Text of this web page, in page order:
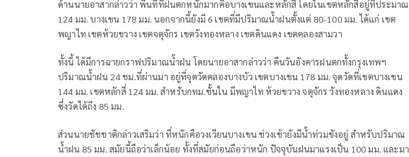
ด้านนายอาสากล่าวว่า พื้นที่ที่ฝนตกหนักมากคือบางเขนและหลักสี่ โดยในเขตหลักสี่อยู่ที่ประมาณ
124 มม. บางเขน 178 มม. นอกจากนี้ยังมี 6 เขตที่มีปริมาณน้ำฝนตั้งแต่ 80-100 มม. ได้แก่ เขต
พญาไท เขตห้วยขวาง เขตจตุจักร เขตวังทองหลาง เขตดินแดง เขตคลองสามวา
ทั้งนี้ ได้มีการฉายกราฟปริมาณน้ำฝน โดยนายอาสากล่าวว่า คืนวันอังคารฝนตกทั้งกรุงเทพฯ
ปริมาณน้ำฝน 24 ชม.ที่ผ่านมา อยู่ที่จุดวัดคลองบางบัว เขตบางเขน 178 มม. จุดวัดที่เขตบางเขน
144 มม. เขตหลักสี่ 124 มม. สำหรับกทม.ชั้นใน มีพญาไท ห้วยขวาง จตุจักร วังทองหลาง ดินแดง
ซึ่งวัดได้ถึง 85 มม.
ส่วนนายชัชชาติกล่าวเสริมว่า ที่หนักคือวงเวียนบางเขน ช่วงเช้ายังมีน้ำท่วมขังอยู่ สำหรับปริมาณ
น้ำฝน 85 มม. สมัยนี้ถือว่าเล็กน้อย ทั้งที่สมัยก่อนถือว่าหนัก ปัจจุบันฝนมาแรงเป็น 100 มม. และมา